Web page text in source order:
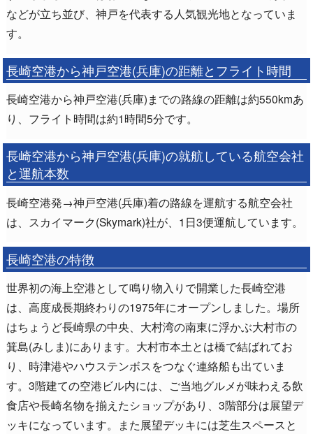
などが立ち並び、神戸を代表する人気観光地となっていま
す。
長崎空港から神戸空港(兵庫)の距離とフライト時間
長崎空港から神戸空港(兵庫)までの路線の距離は約550kmあ
り、フライト時間は約1時間5分です。
長崎空港から神戸空港(兵庫)の就航している航空会社
と運航本数
長崎空港発→神戸空港(兵庫)着の路線を運航する航空会社
は、スカイマーク(Skymark)社が、1日3便運航しています。
長崎空港の特徴
世界初の海上空港として鳴り物入りで開業した長崎空港
は、高度成長期終わりの1975年にオープンしました。場所
はちょうど長崎県の中央、大村湾の南東に浮かぶ大村市の
箕島(みしま)にあります。大村市本土とは橋で結ばれてお
り、時津港やハウステンボスをつなぐ連絡船も出ていま
す。3階建ての空港ビル内には、ご当地グルメが味わえる飲
食店や長崎名物を揃えたショップがあり、3階部分は展望デ
ッキになっています。また展望デッキには芝生スペースと